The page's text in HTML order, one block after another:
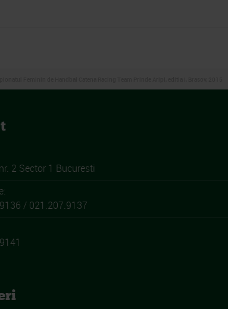
2 Sector 1 Bucuresti
/ 021.207.9137